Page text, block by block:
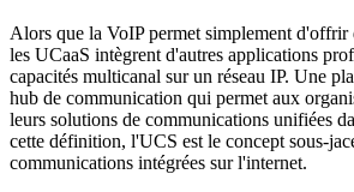
Alors que la VoIP permet simplement d'offrir
les UCaaS intègrent d'autres applications
capacités multicanal sur un réseau IP. Une
hub de communication qui permet aux
leurs solutions de communications unifiées
cette définition, l'UCS est le concept sous-
communications intégrées sur l'internet.